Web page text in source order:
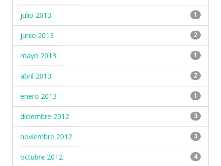
julio 2013 1
junio 2013 2
mayo 2013 1
abril 2013 2
enero 2013 1
diciembre 2012 3
noviembre 2012 3
octubre 2012 4